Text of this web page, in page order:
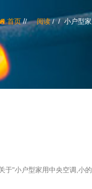
首页/ 阅读/ 小户型
于"小户型家用中央空调,小